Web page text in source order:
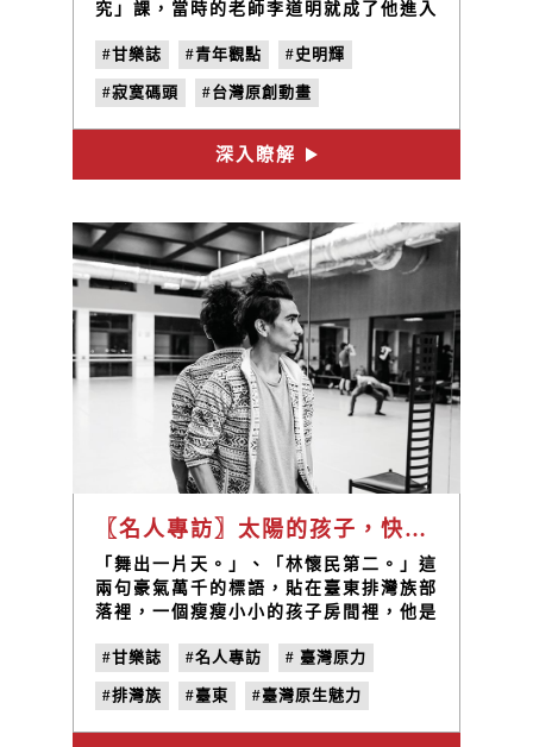
究」課，當時的老師李道明就成了他進入
漫長的工程，從故事發想、劇本寫作、角
色設定、人物塑成泥偶，場景製作模型，
林林總總到整部影片完成 身兼劇本、導
演，也要去監製美術、修技術的細節，平
時要教課，偶爾還要寫企劃案、參展，深
#甘樂誌 #青年觀點 #史明輝
#寂寞碼頭 #台灣原創動畫
#紅色外星人工作室 #馬桶共和國
深入瞭解
〖名人專訪〗太陽的孩子，快樂的勇士 / 布拉瑞揚・帕格勒法
「舞出一片天。」、「林懷民第二。」這
兩句豪氣萬千的標語，貼在臺東排灣族部
落裡，一個瘦瘦小小的孩子房間裡，他是
格勒法」。
#甘樂誌 #名人專訪 #​ 臺灣原力
#排灣族 #臺東 #臺灣原生魅力
#雲門舞集 #布拉瑞揚・帕格勒法